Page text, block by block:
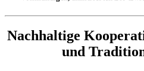
Nachhaltige
und